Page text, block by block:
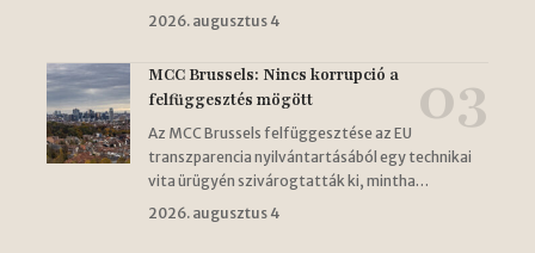
2026. augusztus 4
MCC Brussels: Nincs korrupció a
felfüggesztés mögött
Az MCC Brussels felfüggesztése az EU
transzparencia nyilvántartásából egy technikai
vita ürügyén szivárogtatták ki, mintha…
2026. augusztus 4